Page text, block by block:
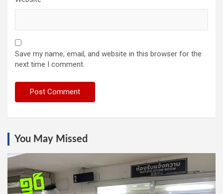
Save my name, email, and website in this browser for the
next time I comment.
You May Missed